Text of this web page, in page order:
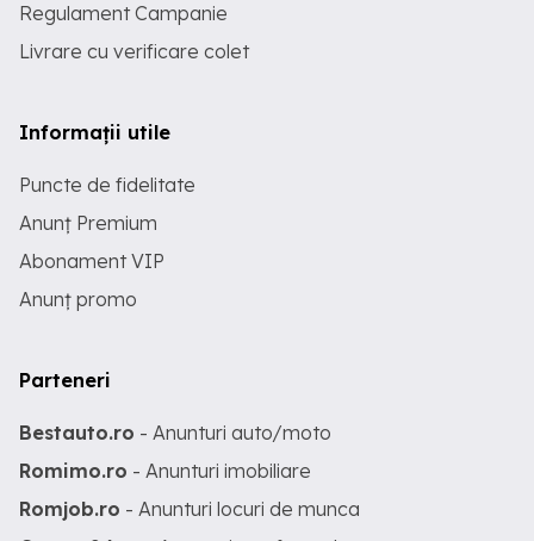
Regulament Campanie
Livrare cu verificare colet
Informații utile
Puncte de fidelitate
Anunț Premium
Abonament VIP
Anunț promo
Parteneri
Bestauto.ro - Anunturi auto/moto
Romimo.ro - Anunturi imobiliare
Romjob.ro - Anunturi locuri de munca